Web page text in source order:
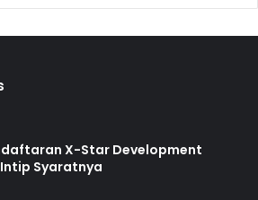
X-Star Development
Syaratnya